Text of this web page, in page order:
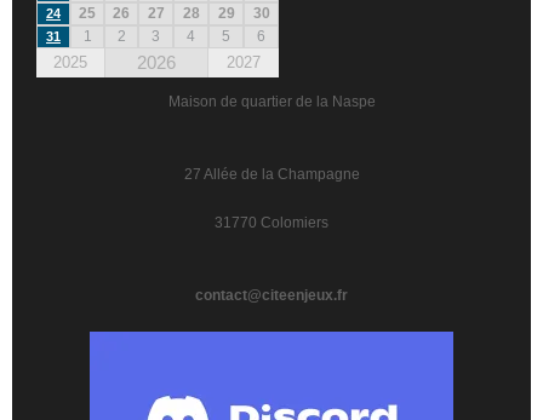
24 25 26 27 28 29 30
31 1 2 3 4 5 6
2025 2026 2027
Maison de quartier de la Naspe
27 Allée de la Champagne
31770 Colomiers
contact@citeenjeux.fr